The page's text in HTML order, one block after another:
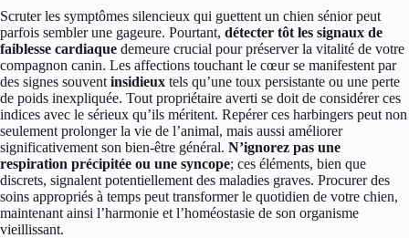
Scruter les symptômes silencieux qui guettent un chien sénior peut
parfois sembler une gageure. Pourtant, détecter tôt les signaux de
faiblesse cardiaque demeure crucial pour préserver la vitalité de votre
compagnon canin. Les affections touchant le cœur se manifestent par
des signes souvent insidieux tels qu’une toux persistante ou une perte
de poids inexpliquée. Tout propriétaire averti se doit de considérer ces
indices avec le sérieux qu’ils méritent. Repérer ces harbingers peut non
seulement prolonger la vie de l’animal, mais aussi améliorer
significativement son bien-être général. N’ignorez pas une
respiration précipitée ou une syncope; ces éléments, bien que
discrets, signalent potentiellement des maladies graves. Procurer des
soins appropriés à temps peut transformer le quotidien de votre chien,
maintenant ainsi l’harmonie et l’homéostasie de son organisme
vieillissant.